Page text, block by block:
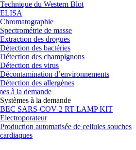
Technique du Western Blot
ELISA
Chromatographie
Spectrométrie de masse
Extraction des drogues
Détection des bactéries
Détection des champignons
Détection des virus
Décontamination d’environnements
Détection des allergènes
à la demande
Systèmes à la demande
BEC SARS-COV-2 RT-LAMP KIT
Electroporateur
Production automatisée de cellules souches
cardiaques